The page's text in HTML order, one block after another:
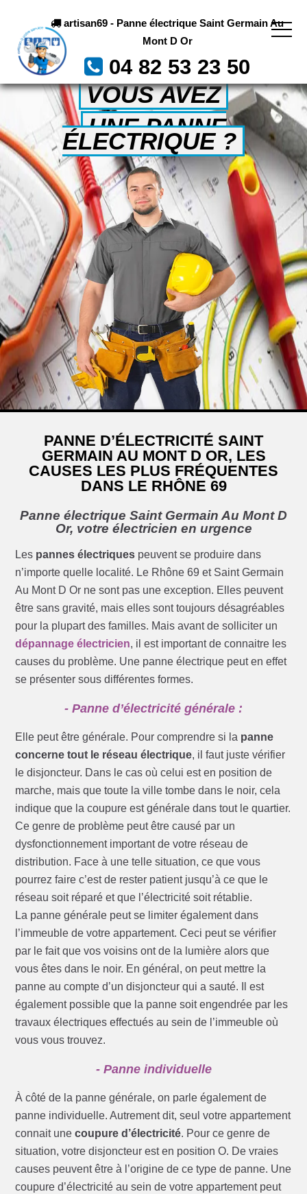
artisan69 - Panne électrique Saint Germain Au
Mont D Or
04 82 53 23 50
VOUS AVEZ
UNE PANNE
ÉLECTRIQUE ?
PANNE D’ÉLECTRICITÉ SAINT
GERMAIN AU MONT D OR, LES
CAUSES LES PLUS FRÉQUENTES
DANS LE RHÔNE 69
Panne électrique Saint Germain Au Mont D
Or, votre électricien en urgence
Les pannes électriques peuvent se produire dans
n’importe quelle localité. Le Rhône 69 et Saint Germain
Au Mont D Or ne sont pas une exception. Elles peuvent
être sans gravité, mais elles sont toujours désagréables
pour la plupart des familles. Mais avant de solliciter un
dépannage électricien, il est important de connaitre les
causes du problème. Une panne électrique peut en effet
se présenter sous différentes formes.
- Panne d’électricité générale :
Elle peut être générale. Pour comprendre si la panne
concerne tout le réseau électrique, il faut juste vérifier
le disjoncteur. Dans le cas où celui est en position de
marche, mais que toute la ville tombe dans le noir, cela
indique que la coupure est générale dans tout le quartier.
Ce genre de problème peut être causé par un
dysfonctionnement important de votre réseau de
distribution. Face à une telle situation, ce que vous
pourrez faire c’est de rester patient jusqu’à ce que le
réseau soit réparé et que l’électricité soit rétablie.
La panne générale peut se limiter également dans
l’immeuble de votre appartement. Ceci peut se vérifier
par le fait que vos voisins ont de la lumière alors que
vous êtes dans le noir. En général, on peut mettre la
panne au compte d’un disjoncteur qui a sauté. Il est
également possible que la panne soit engendrée par les
travaux électriques effectués au sein de l’immeuble où
vous vous trouvez.
- Panne individuelle
À côté de la panne générale, on parle également de
panne individuelle. Autrement dit, seul votre appartement
connait unecoupure d’électricité. Pour ce genre de
situation, votre disjoncteur est en position O. De vraies
causes peuvent être à l’origine de ce type de panne. Une
coupure d’électricité au sein de votre appartement peut